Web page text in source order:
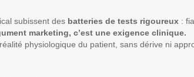
subissent des batteries de tests rigoureux :
marketing, c’est une exigence clinique.
physiologique du patient, sans dérive ni